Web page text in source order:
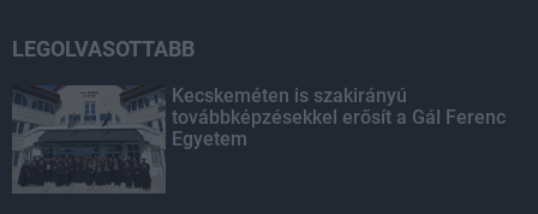
LEGOLVASOTTABB
Kecskeméten is szakirányú
továbbképzésekkel erősít a Gál Ferenc
Egyetem